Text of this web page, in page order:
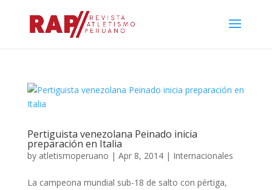
Pertiguista venezolana Peinado inicia
preparación en Italia
by atletismoperuano | Apr 8, 2014| Internacionales
La campeona mundial sub-18 de salto con pértiga,